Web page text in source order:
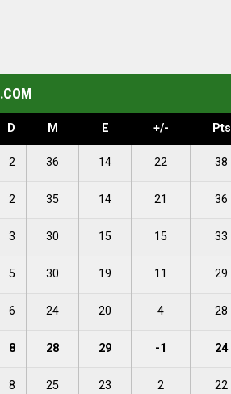
D M E +/- Pts
2 36 14 22 38
2 35 14 21 36
3 30 15 15 33
5 30 19 11 29
6 24 20 4 28
8 28 29 -1 24
8 25 23 2 22